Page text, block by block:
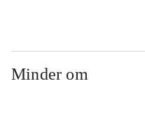
Minder om